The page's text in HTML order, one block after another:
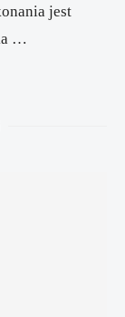
jest
…